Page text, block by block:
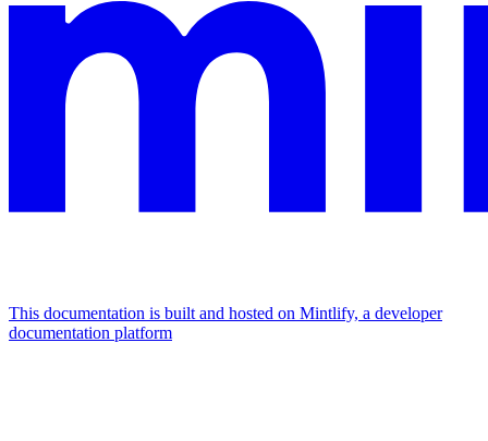
This documentation is built and hosted on Mintlify, a developer
documentation platform